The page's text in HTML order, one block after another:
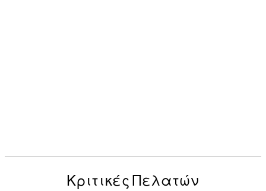
Κριτικές Πελατών